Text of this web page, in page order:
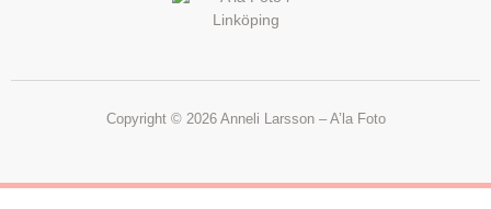
Copyright © 2026 Anneli Larsson – A’la Foto